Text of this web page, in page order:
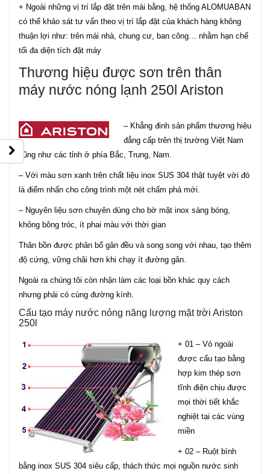
+ Ngoài những vị trí lắp đặt trên mái bằng, hệ thống ALOMUABAN
có thể khảo sát tư vấn theo vị trí lắp đặt của khách hàng không
thuận lợi như: trên mái nhà, chung cư, ban công… nhằm hạn chế
tối đa diện tích đặt máy
Thương hiệu được sơn trên thân
máy nước nóng lạnh 250l Ariston
– Khẳng đinh sản phẩm thương hiệu
đẳng cấp trên thị trường Việt Nam
cũng như các tỉnh ở phía Bắc, Trung, Nam.
– Với màu sơn xanh trên chất liệu inox SUS 304 thật tuyệt vời đó
là điểm nhấn cho công trình một nét chấm phá mới.
– Nguyên liệu sơn chuyên dùng cho bờ mặt inox sáng bóng,
không bông tróc, ít phai màu với thời gian
Thân bồn được phân bố gân đều và song song với nhau, tạo thêm
độ cứng, vững chãi hơn khi chạy ít đường gân.
Ngoài ra chúng tôi còn nhận làm các loại bồn khác quy cách
nhưng phải có cùng đường kính.
Cấu tạo máy nước nóng năng lượng mặt trời Ariston
250l
+ 01 – Vỏ ngoài
được cấu tạo bằng
hợp kim thép sơn
tĩnh điện chịu được
mọi thời tiết khắc
nghiệt tại các vùng
miền
+ 02 – Ruột bình
bằng inox SUS 304 siêu cấp, thách thức mọi nguồn nước sinh